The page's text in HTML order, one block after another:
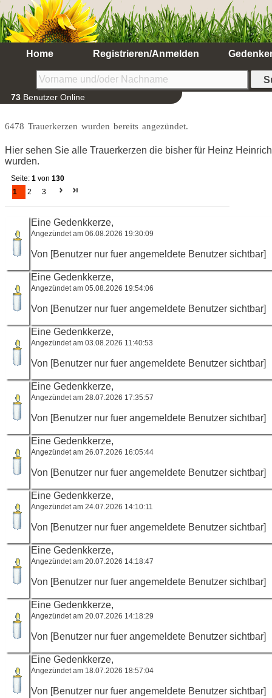
Home Registrieren/Anmelden
73 Benutzer Online
6478 Trauerkerzen wurden bereits angezündet.
Hier sehen Sie alle Trauerkerzen die bisher für Heinz
wurden.
Seite: 1 von 130
1
2 3
Eine Gedenkkerze,
Angezündet am 06.08.2026 19:30:09
Von [Benutzer nur fuer angemeldete Benutzer sichtbar]
Eine Gedenkkerze,
Angezündet am 05.08.2026 19:54:06
Von [Benutzer nur fuer angemeldete Benutzer sichtbar]
Eine Gedenkkerze,
Angezündet am 03.08.2026 11:40:53
Von [Benutzer nur fuer angemeldete Benutzer sichtbar]
Eine Gedenkkerze,
Angezündet am 28.07.2026 17:35:57
Von [Benutzer nur fuer angemeldete Benutzer sichtbar]
Eine Gedenkkerze,
Angezündet am 26.07.2026 16:05:44
Von [Benutzer nur fuer angemeldete Benutzer sichtbar]
Eine Gedenkkerze,
Angezündet am 24.07.2026 14:10:11
Von [Benutzer nur fuer angemeldete Benutzer sichtbar]
Eine Gedenkkerze,
Angezündet am 20.07.2026 14:18:47
Von [Benutzer nur fuer angemeldete Benutzer sichtbar]
Eine Gedenkkerze,
Angezündet am 20.07.2026 14:18:29
Von [Benutzer nur fuer angemeldete Benutzer sichtbar]
Eine Gedenkkerze,
Angezündet am 18.07.2026 18:57:04
Von [Benutzer nur fuer angemeldete Benutzer sichtbar]